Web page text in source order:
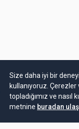
Size daha iyi bir
kullanıyoruz. Çerezler
topladığımız ve nasıl
metnine buradan